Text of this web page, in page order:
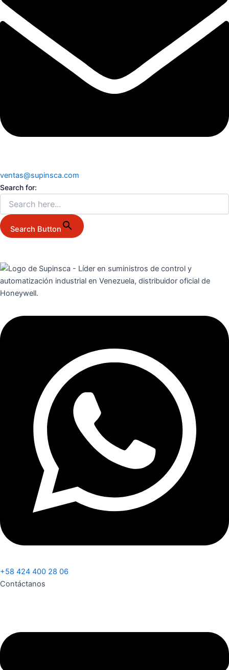
ventas@supinsca.com
Search for:
Search Button
+58 424 400 28 06
Contáctanos